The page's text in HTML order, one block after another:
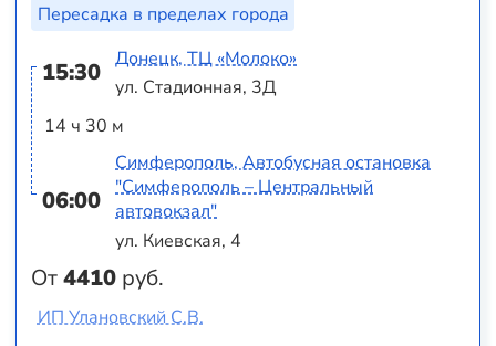
Пересадка в пределах города
15:30
14 ч 30 м
06:00
От4410 руб.
Донецк, ТЦ «Молоко»
ул. Стадионная, 3Д
Симферополь, Автобусная остановка
"Симферополь – Центральный
автовокзал"
ул. Киевская, 4
ИП Улановский С.В.